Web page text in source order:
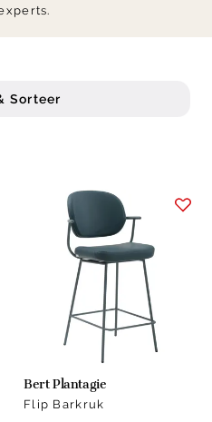
Sorteer
Bert Plantagie
Flip Barkruk